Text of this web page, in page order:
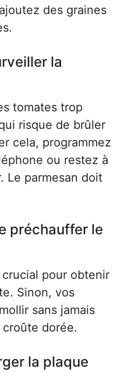
des graines
la
tomates trop
risque de brûler
cela, programmez
ou restez à
Le parmesan doit
préchauffer le
pour obtenir
Sinon, vos
sans jamais
dorée.
la plaque